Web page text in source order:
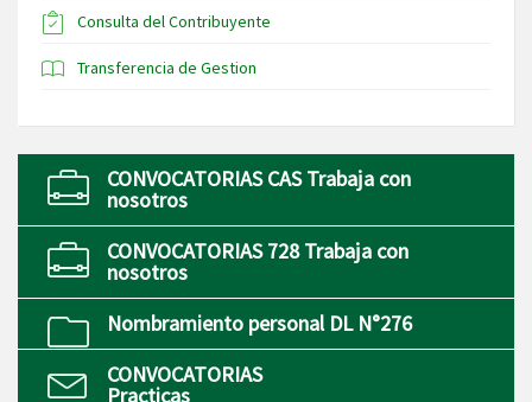
Consulta del Contribuyente
Transferencia de Gestion
CONVOCATORIAS CAS Trabaja con
nosotros
CONVOCATORIAS 728 Trabaja con
nosotros
Nombramiento personal DL N°276
CONVOCATORIAS
Practicas